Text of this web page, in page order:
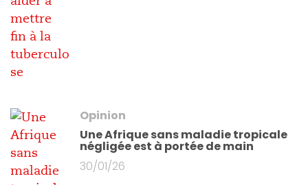
Opinion
Une Afrique sans maladie tropicale
négligée est à portée de main
30/01/26